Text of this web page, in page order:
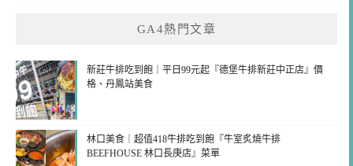
GA4熱門文章
新莊牛排吃到飽｜平日99元起『德堡牛排新莊中正店』價
格、丹鳳站美食
林口美食｜超值418牛排吃到飽『牛室炙燒牛排
BEEFHOUSE 林口長庚店』菜單